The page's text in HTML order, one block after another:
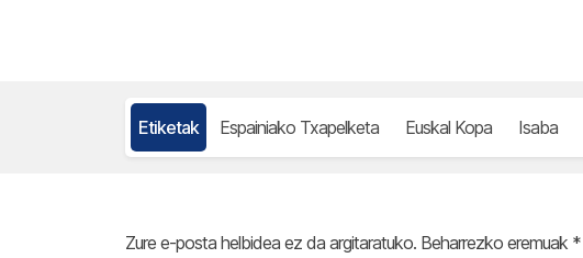
Etiketak Espainiako Txapelketa Euskal Kopa Isaba
Zure e-posta helbidea ez da argitaratuko. Beharrezko eremuak *